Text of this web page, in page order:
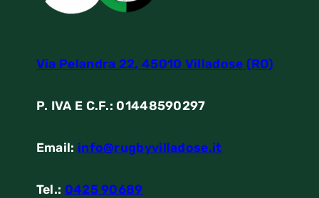
Via Pelandra 22, 45010 Villadose (RO)
P. IVA E C.F.: 01448590297
Email: info@rugbyvilladose.it
Tel.: 0425 90689